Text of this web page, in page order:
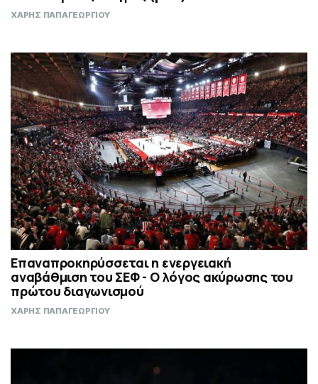
ΧΑΡΗΣ ΠΑΠΑΓΕΩΡΓΙΟΥ
Επαναπροκηρύσσεται η ενεργειακή
αναβάθμιση του ΣΕΦ - Ο λόγος ακύρωσης του
πρώτου διαγωνισμού
ΧΑΡΗΣ ΠΑΠΑΓΕΩΡΓΙΟΥ